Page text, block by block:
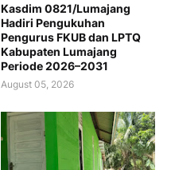
Kasdim 0821/Lumajang
Hadiri Pengukuhan
Pengurus FKUB dan LPTQ
Kabupaten Lumajang
Periode 2026–2031
August 05, 2026